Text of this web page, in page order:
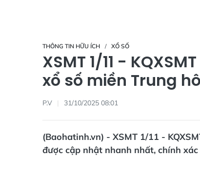
THÔNG TIN HỮU ÍCH XỔ SỐ
XSMT 1/11 -
xổ số miền Trung
P.V 31/10/2025 08:01
(Baohatinh.vn) - XSMT 1/11 -
được cập nhật nhanh nhất, chính